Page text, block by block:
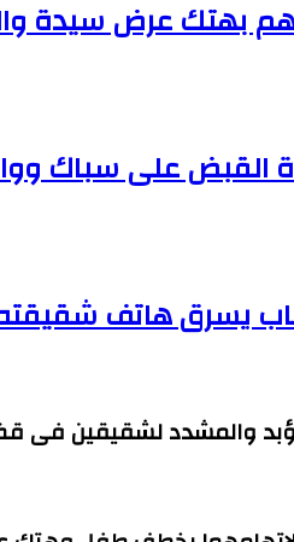
القبض على سباك
يسرق هاتف
والمشدد لشقيقين فى